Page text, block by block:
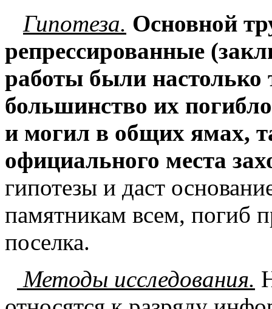
Гипотеза. Основной
репрессированные
работы были
большинство их
и могил в общих ямах,
официального места
гипотезы и даст
памятникам всем, погиб
поселка.
Методы исследования.